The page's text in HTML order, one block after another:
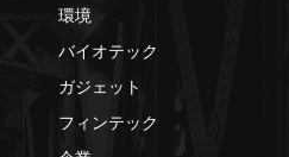
環境
バイオテック
ガジェット
フィンテック